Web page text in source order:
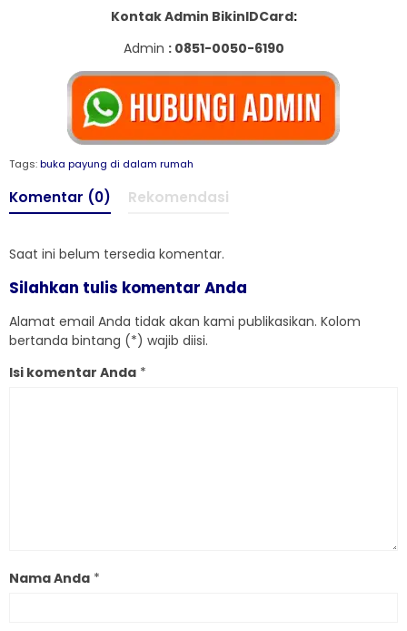
Kontak Admin BikinIDCard:
Admin : 0851-0050-6190
Tags:buka payung di dalam rumah
Komentar (0) Rekomendasi
Saat ini belum tersedia komentar.
Silahkan tulis komentar Anda
Alamat email Anda tidak akan kami publikasikan. Kolom
bertanda bintang (*) wajib diisi.
Isi komentar Anda *
Nama Anda *